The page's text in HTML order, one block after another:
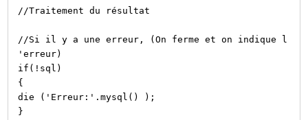
//Traitement du résultat
//Si il y a une erreur, (On ferme et on indique l
'erreur)
if(!sql)
{
die ('Erreur:'.mysql() );
}